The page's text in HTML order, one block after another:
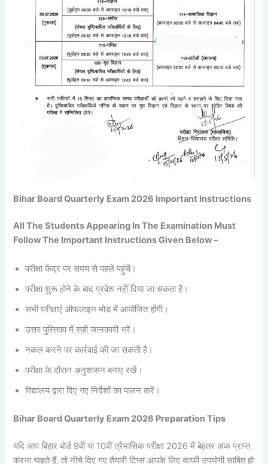
Bihar Board Quarterly Exam 2026 Important Instructions
All The Students Appearing In The Examination Must
Follow The Important Instructions Given Below –
परीक्षा केंद्र पर समय से पहले पहुंचें।
परीक्षा शुरू होने के बाद प्रवेश नहीं दिया जा सकता है।
सभी परीक्षाएं ऑफलाइन मोड में आयोजित होंगी।
उत्तर पुस्तिका में सही जानकारी भरें।
नकल करने पर कार्रवाई की जा सकती है।
परीक्षा के दौरान अनुशासन बनाए रखें।
विद्यालय द्वारा दिए गए निर्देशों का पालन करें।
Bihar Board Quarterly Exam 2026 Preparation Tips
यदि आप बिहार बोर्ड 9वीं या 10वीं त्रैमासिक परीक्षा 2026 में बेहतर अंक प्राप्त
करना चाहते हैं, तो नीचे दिए गए तैयारी टिप्स आपके लिए काफी उपयोगी साबित हो